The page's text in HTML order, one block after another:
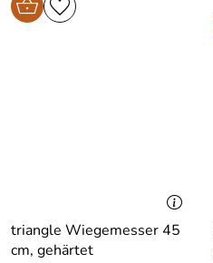
triangle Wiegemesser 45
cm, gehärtet